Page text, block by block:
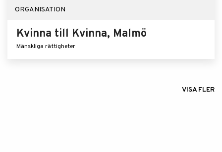
ORGANISATION
Kvinna till Kvinna, Malmö
Mänskliga rättigheter
VISA FLER